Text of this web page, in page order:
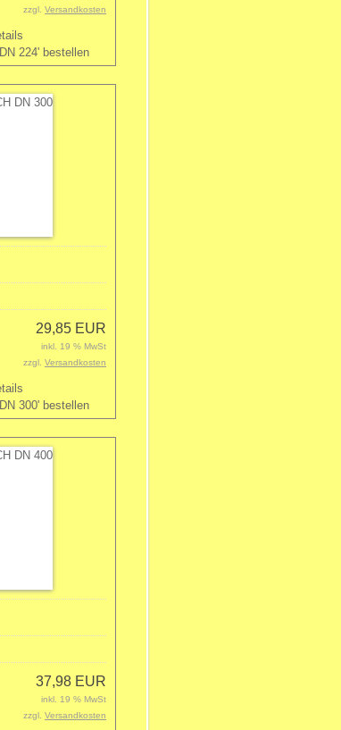
zzgl.Versandkosten
29,85 EUR
inkl. 19 % MwSt
zzgl.Versandkosten
37,98 EUR
inkl. 19 % MwSt
zzgl.Versandkosten